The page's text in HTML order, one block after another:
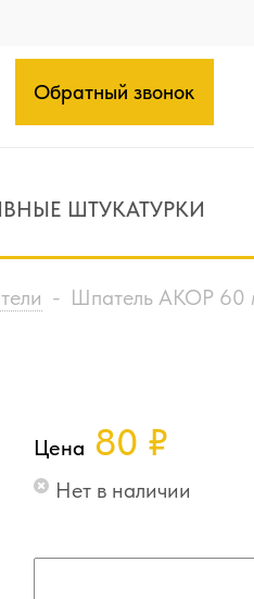
Обратный звонок
ШТУКАТУРКИ
- Шпатель АКОР 60
Цена 80 ₽
Нет в наличии